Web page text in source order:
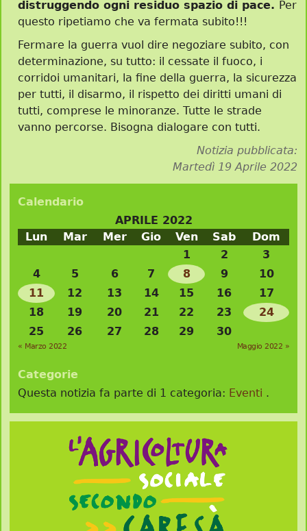
distruggendo ogni residuo spazio di pace. Per
questo ripetiamo che va fermata subito!!!
Fermare la guerra vuol dire negoziare subito, con
determinazione, su tutto: il cessate il fuoco, i
corridoi umanitari, la fine della guerra, la sicurezza
per tutti, il disarmo, il rispetto dei diritti umani di
tutti, comprese le minoranze. Tutte le strade
vanno percorse. Bisogna dialogare con tutti.
Notizia pubblicata:
Martedì 19 Aprile 2022
Calendario
APRILE 2022
Lun
Mar Mer Gio Ven Sab
Dom
1
2
3
4
5 6 7 8 9
10
11
12 13 14 15 16
17
18
19 20 21 22 23
24
25
26 27 28 29 30
« Marzo 2022 Maggio 2022 »
Categorie
Questa notizia fa parte di 1 categoria: Eventi .